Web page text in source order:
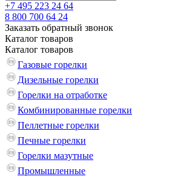
+7 495 223 24 64
8 800 700 64 24
Заказать обратный звонок
Каталог товаров
Каталог товаров
Газовые горелки
Дизельные горелки
Горелки на отработке
Комбинированные горелки
Пеллетные горелки
Печные горелки
Горелки мазутные
Промышленные